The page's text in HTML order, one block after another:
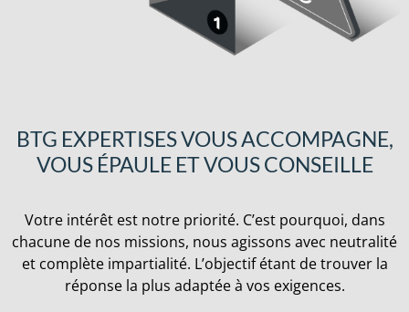
BTG EXPERTISES VOUS ACCOMPAGNE,
VOUS ÉPAULE ET VOUS CONSEILLE
Votre intérêt est notre priorité. C’est pourquoi, dans
chacune de nos missions, nous agissons avec neutralité
et complète impartialité. L’objectif étant de trouver la
réponse la plus adaptée à vos exigences.